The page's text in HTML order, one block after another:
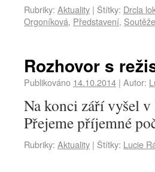
Rubriky: Aktuality | Štítky: Drcla
Orgoníková, Představení,
Rozhovor s
Publikováno 14.10.2014 | Autor:
Na konci září vyšel
Přejeme příjemné
Rubriky: Aktuality | Štítky: Lucie